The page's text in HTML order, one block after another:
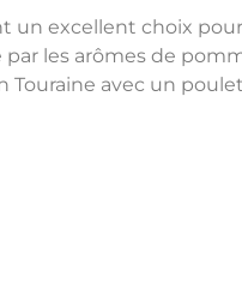
un excellent choix
les arômes de
Touraine avec un